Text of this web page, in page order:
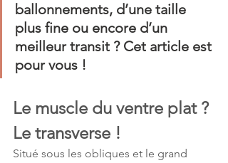
ballonnements, d’une taille
plus fine ou encore d’un
meilleur transit ? Cet article est
pour vous !
Le muscle du ventre plat ?
Le transverse !
Situé sous les obliques et le grand